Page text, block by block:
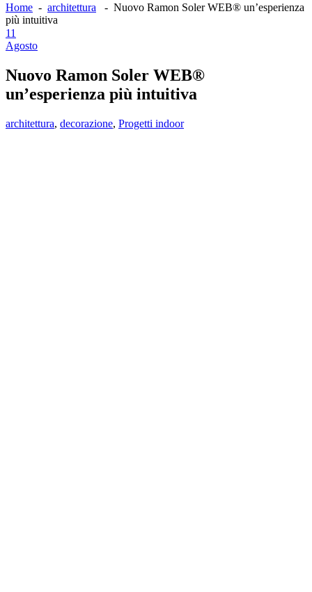
Home - architettura - Nuovo Ramon Soler WEB® un’esperienza
più intuitiva
11
Agosto
Nuovo Ramon Soler WEB®
un’esperienza più intuitiva
architettura, decorazione, Progetti indoor